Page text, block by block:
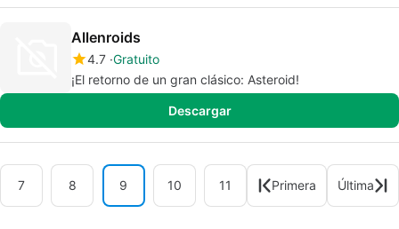
Allenroids
4.7 Gratuito
¡El retorno de un gran clásico: Asteroid!
Descargar
7 8 9 10 11 Primera Última